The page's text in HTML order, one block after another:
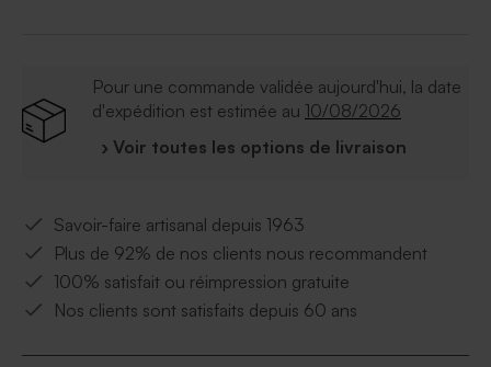
Pour une commande validée aujourd'hui, la date
d'expédition est estimée au 10/08/2026
› Voir toutes les options de livraison
Savoir-faire artisanal depuis 1963
Plus de 92% de nos clients nous recommandent
100% satisfait ou réimpression gratuite
Nos clients sont satisfaits depuis 60 ans